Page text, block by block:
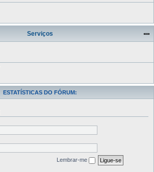
Serviços
ESTATÍSTICAS DO FÓRUM:
Lembrar-me